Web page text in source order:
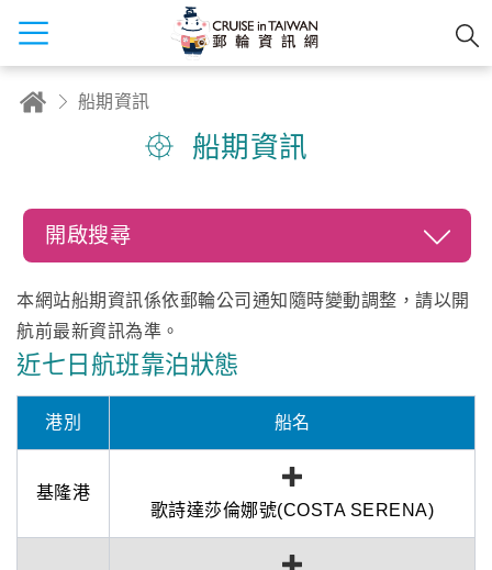
船期資訊
船期資訊
開啟搜尋
本網站船期資訊係依郵輪公司通知隨時變動調整，請以開
航前最新資訊為準。
近七日航班靠泊狀態
港別 船名
基隆港
歌詩達莎倫娜號(COSTA SERENA)